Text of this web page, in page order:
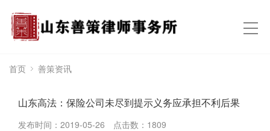
首页 善策资讯
山东高法：保险公司未尽到提示义务应承担不利后果
发布时间：2019-05-26 点击数： 1809